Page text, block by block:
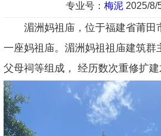
专业号： 梅泥 2025/8/
湄洲妈祖庙，位于福建省莆田
一座妈祖庙。湄洲妈祖祖庙建筑群
父母祠等组成， 经历数次重修扩建